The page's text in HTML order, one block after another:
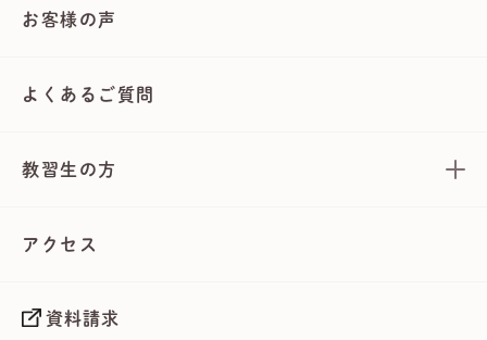
お客様の声
よくあるご質問
教習生の方
アクセス
資料請求